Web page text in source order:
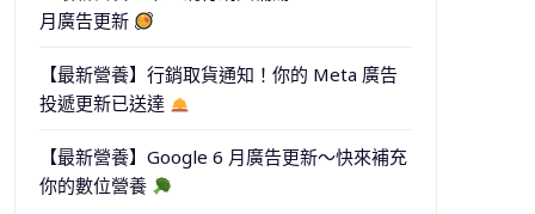
月廣告更新
【最新營養】行銷取貨通知！你的 Meta 廣告
投遞更新已送達
【最新營養】Google 6 月廣告更新～快來補充
你的數位營養